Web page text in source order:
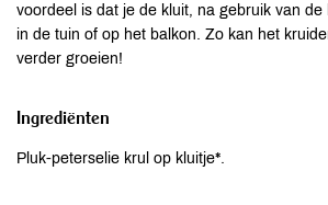
voordeel is dat je de kluit, na gebruik van de
in de tuin of op het balkon. Zo kan het
verder groeien!
Ingrediënten
Pluk-peterselie krul op kluitje*.